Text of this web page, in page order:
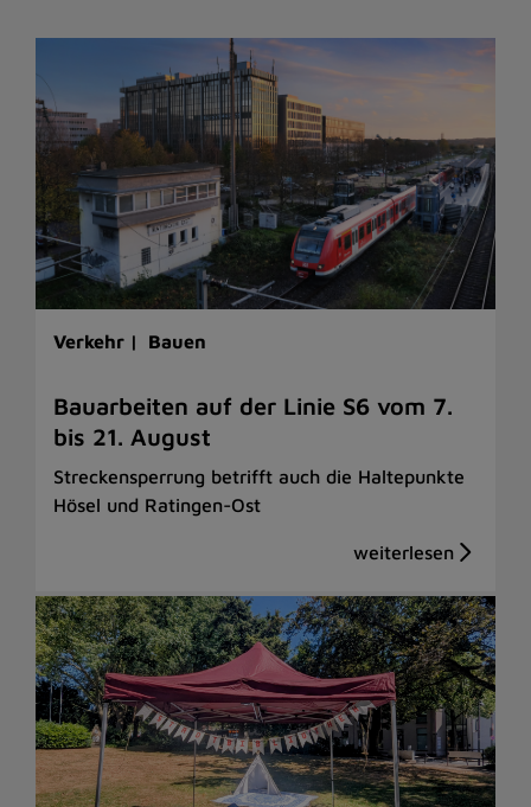
Verkehr | Bauen
Bauarbeiten auf der Linie S6 vom 7.
bis 21. August
Streckensperrung betrifft auch die Haltepunkte
Hösel und Ratingen-Ost